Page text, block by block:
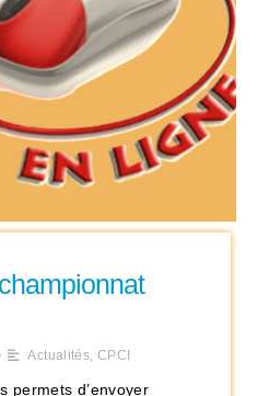
Actualités, CPCI
permets d’envoyer